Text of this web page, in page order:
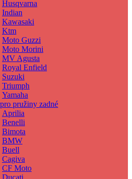
Husqvarna
Indian
Kawasaki
Ktm
Moto Guzzi
Moto Morini
MV Agusta
Royal Enfield
Suzuki
Triumph
Yamaha
pružiny zadné
Aprilia
Benelli
Bimota
BMW
Buell
Cagiva
CF Moto
Ducati